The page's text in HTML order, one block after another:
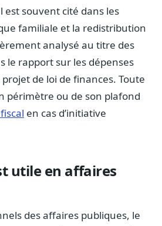
équipe
sobriété
RGPD
souvent cité dans les
familiale et la redistribution
analysé au titre des
le rapport sur les dépenses
de loi de finances. Toute
périmètre ou de son plafond
en cas d’initiative
utile en affaires
des affaires publiques, le